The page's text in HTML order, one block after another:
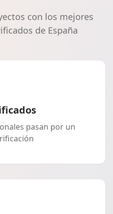
con los mejores
de España
pasan por un